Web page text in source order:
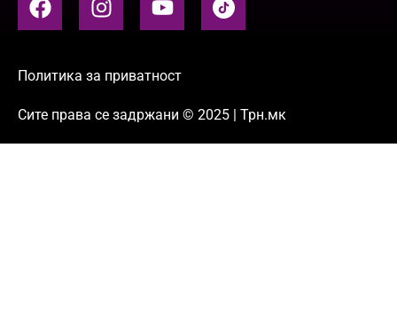
Политика за приватност
Сите права се задржани © 2025 | Трн.мк